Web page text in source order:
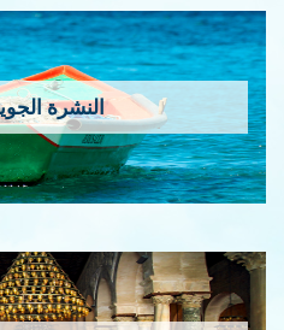
النشرة الجوية الخاصة